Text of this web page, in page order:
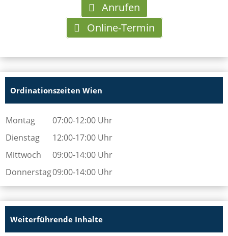
Anrufen
Online-Termin
Ordinationszeiten Wien
Montag
07:00-12:00 Uhr
Dienstag
12:00-17:00 Uhr
Mittwoch
09:00-14:00 Uhr
Donnerstag09:00-14:00 Uhr
Weiterführende Inhalte